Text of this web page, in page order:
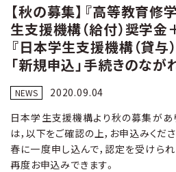
【秋の募集】『高等教育修
生支援機構（給付）奨学金
『日本学生支援機構（貸与
「新規申込」手続きのなが
NEWS
2020.09.04
日本学生支援機構より秋の募集があ
は，以下をご確認の上，お申込みくださ
春に一度申し込んで，認定を受けら
再度お申込みできます。